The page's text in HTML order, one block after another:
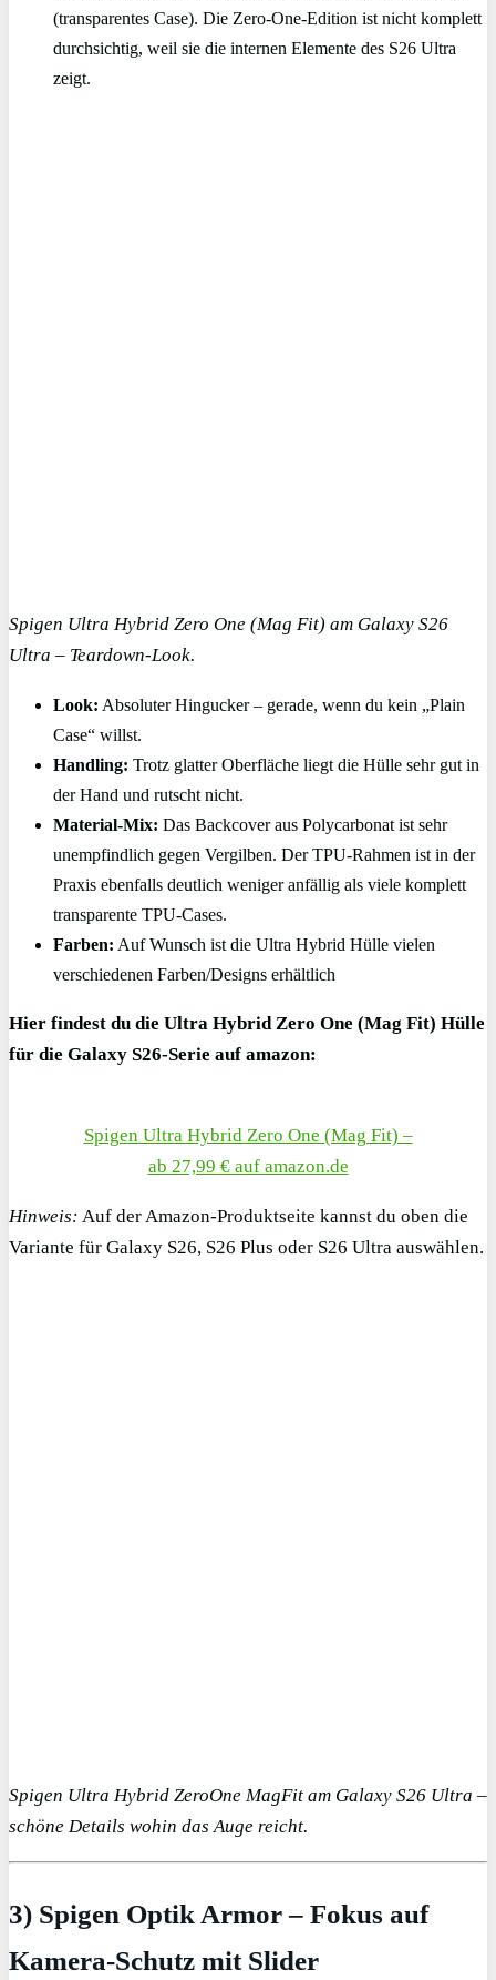
(transparentes Case). Die Zero-One-Edition ist nicht komplett
durchsichtig, weil sie die internen Elemente des S26 Ultra
zeigt.
Spigen Ultra Hybrid Zero One (Mag Fit) am Galaxy S26
Ultra – Teardown-Look.
Look: Absoluter Hingucker – gerade, wenn du kein „Plain
Case“ willst.
Handling: Trotz glatter Oberfläche liegt die Hülle sehr gut in
der Hand und rutscht nicht.
Material-Mix: Das Backcover aus Polycarbonat ist sehr
unempfindlich gegen Vergilben. Der TPU-Rahmen ist in der
Praxis ebenfalls deutlich weniger anfällig als viele komplett
transparente TPU-Cases.
Farben: Auf Wunsch ist die Ultra Hybrid Hülle vielen
verschiedenen Farben/Designs erhältlich
Hier findest du die Ultra Hybrid Zero One (Mag Fit) Hülle
für die Galaxy S26-Serie auf amazon:
Spigen Ultra Hybrid Zero One (Mag Fit) –
ab 27,99 € auf amazon.de
Hinweis: Auf der Amazon-Produktseite kannst du oben die
Variante für Galaxy S26, S26 Plus oder S26 Ultra auswählen.
Spigen Ultra Hybrid ZeroOne MagFit am Galaxy S26 Ultra –
schöne Details wohin das Auge reicht.
3) Spigen Optik Armor – Fokus auf
Kamera-Schutz mit Slider